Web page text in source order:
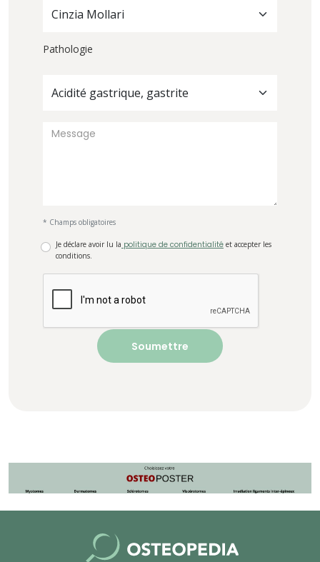
Cinzia Mollari
Pathologie
Acidité gastrique, gastrite
* Champs obligatoires
Je déclare avoir lu la politique de confidentialité et accepter les
conditions.